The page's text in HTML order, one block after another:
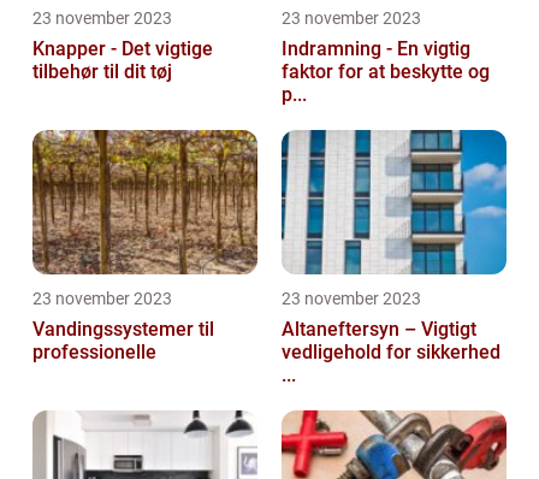
23 november 2023
Knapper - Det vigtige
tilbehør til dit tøj
23 november 2023
Indramning - En vigtig
faktor for at beskytte og
p...
23 november 2023
Vandingssystemer til
professionelle
23 november 2023
Altaneftersyn – Vigtigt
vedligehold for sikkerhed
...